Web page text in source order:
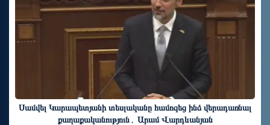
Սամվել Կարապետյանի տեսլականը համոզեց ինձ վերադառնալ
քաղաքականություն․ Արամ Վարդևանյան